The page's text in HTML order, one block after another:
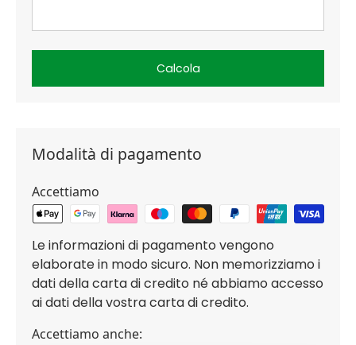
Calcola
Modalità di pagamento
Accettiamo
Le informazioni di pagamento vengono
elaborate in modo sicuro. Non memorizziamo i
dati della carta di credito né abbiamo accesso
ai dati della vostra carta di credito.
Accettiamo anche: